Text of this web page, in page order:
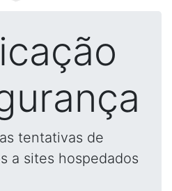
tentativas de
a sites hospedados